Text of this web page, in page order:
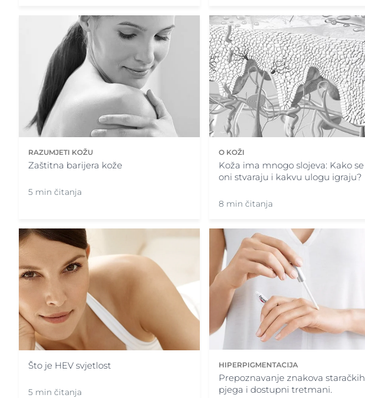
RAZUMJETI KOŽU
Zaštitna barijera kože
5 min čitanja
O KOŽI
Koža ima mnogo slojeva: Kako se
oni stvaraju i kakvu ulogu igraju?
8 min čitanja
Što je HEV svjetlost
5 min čitanja
HIPERPIGMENTACIJA
Prepoznavanje znakova staračkih
pjega i dostupni tretmani.